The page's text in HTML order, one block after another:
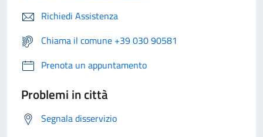
Richiedi Assistenza
Chiama il comune +39 030 90581
Prenota un appuntamento
Problemi in città
Segnala disservizio